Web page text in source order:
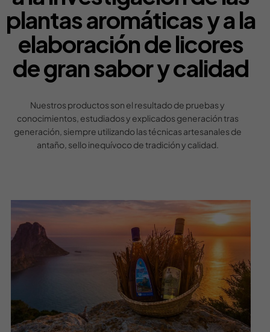
plantas aromáticas y a la
elaboración de licores
de gran sabor y calidad
Nuestros productos son el resultado de pruebas y
conocimientos, estudiados y explicados generación tras
generación, siempre utilizando las técnicas artesanales de
antaño, sello inequívoco de tradición y calidad.